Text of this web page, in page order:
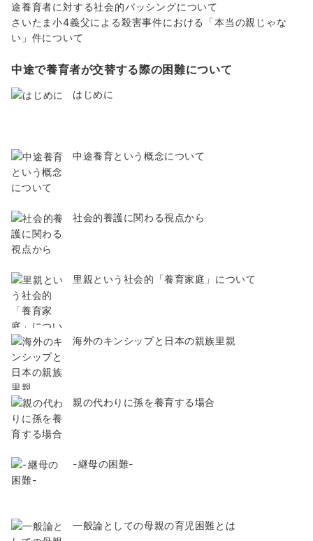
途養育者に対する社会的バッシングについて
さいたま小4義父による殺害事件における「本当の親じゃな
い」件について
中途で養育者が交替する際の困難について
はじめに
中途養育という概念について
社会的養護に関わる視点から
里親という社会的「養育家庭」について
海外のキンシップと日本の親族里親
親の代わりに孫を養育する場合
-継母の困難-
一般論としての母親の育児困難とは